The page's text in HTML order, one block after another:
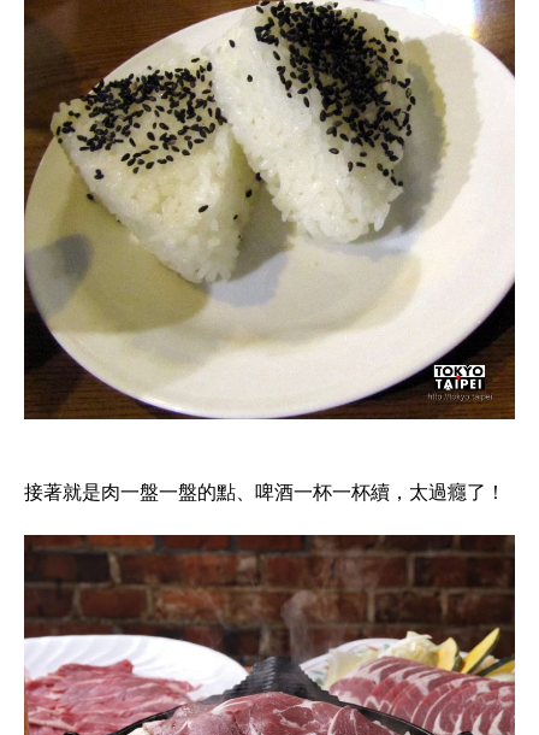
接著就是肉一盤一盤的點、啤酒一杯一杯續，太過癮了！